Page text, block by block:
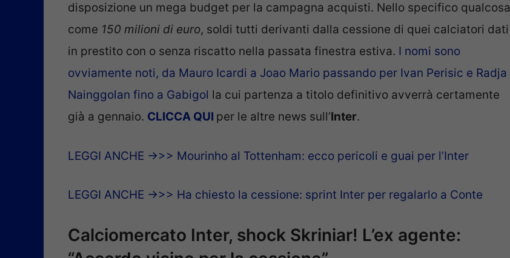
disposizione un mega budget per la campagna acquisti. Nello specifico qualcosa
come 150 milioni di euro, soldi tutti derivanti dalla cessione di quei calciatori dati
in prestito con o senza riscatto nella passata finestra estiva. I nomi sono
ovviamente noti, da Mauro Icardi a Joao Mario passando per Ivan Perisic e Radja
Nainggolan fino a Gabigol la cui partenza a titolo definitivo avverrà certamente
già a gennaio. CLICCA QUI per le altre news sull’Inter.
LEGGI ANCHE ->>> Mourinho al Tottenham: ecco pericoli e guai per l’Inter
LEGGI ANCHE ->>> Ha chiesto la cessione: sprint Inter per regalarlo a Conte
Calciomercato Inter, shock Skriniar! L’ex agente: